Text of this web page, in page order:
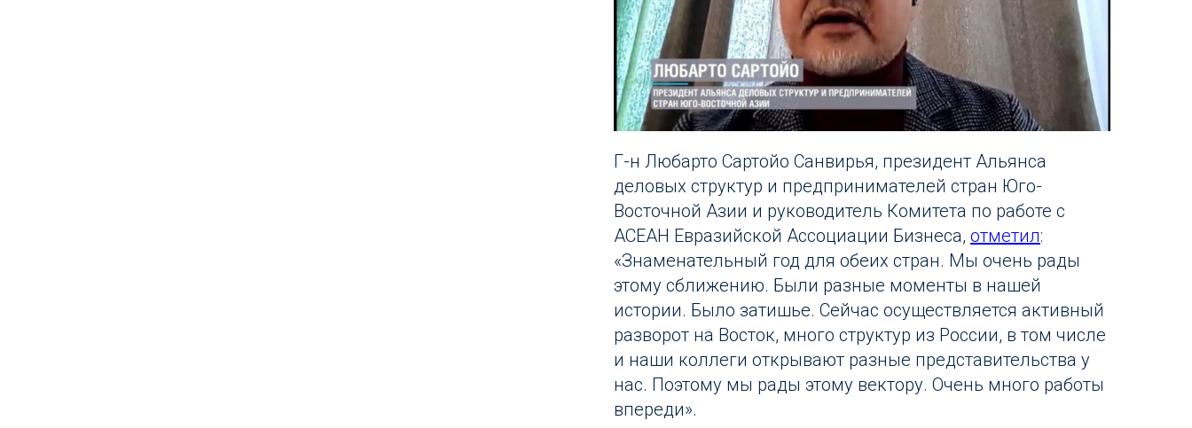
Г-н Любарто Сартойо Санвирья, президент Альянса
деловых структур и предпринимателей стран Юго-
Восточной Азии и руководитель Комитета по работе с
АСЕАН Евразийской Ассоциации Бизнеса, отметил:
«Знаменательный год для обеих стран. Мы очень рады
этому сближению. Были разные моменты в нашей
истории. Было затишье. Сейчас осуществляется активный
разворот на Восток, много структур из России, в том числе
и наши коллеги открывают разные представительства у
нас. Поэтому мы рады этому вектору. Очень много работы
впереди».